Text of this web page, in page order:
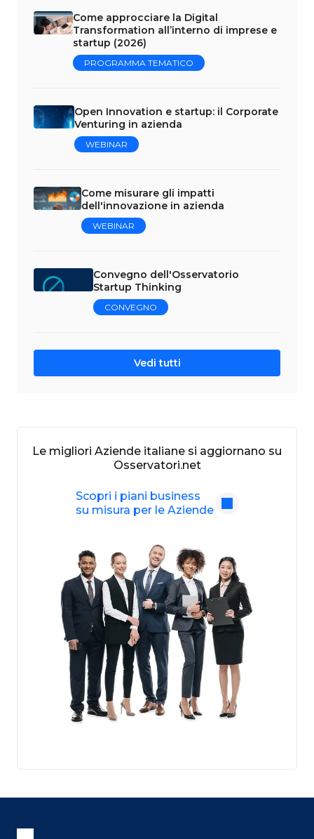
Come approcciare la Digital
Transformation all’interno di imprese e
startup (2026)
PROGRAMMA TEMATICO
Open Innovation e startup: il Corporate
Venturing in azienda
WEBINAR
Come misurare gli impatti
dell'innovazione in azienda
WEBINAR
Convegno dell'Osservatorio
Startup Thinking
CONVEGNO
Vedi tutti
Le migliori Aziende italiane si aggiornano su
Osservatori.net
Scopri i piani business
su misura per le Aziende